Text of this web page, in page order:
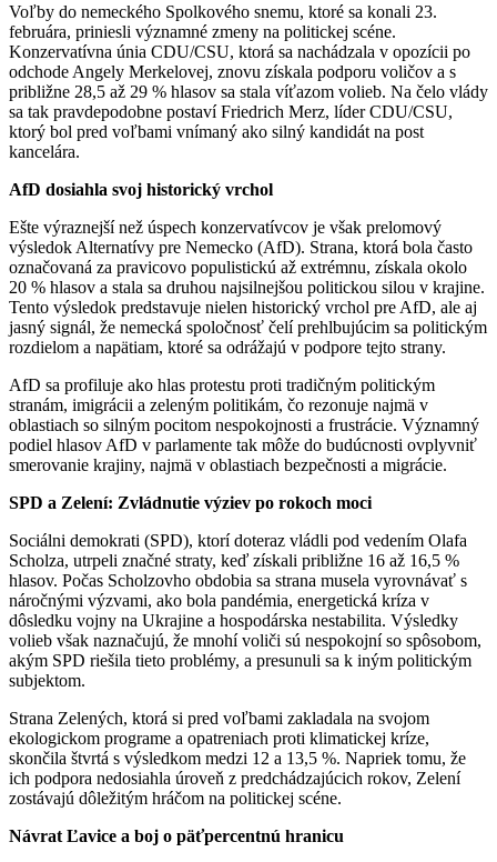
Voľby do nemeckého Spolkového snemu, ktoré sa konali 23.
februára, priniesli významné zmeny na politickej scéne.
Konzervatívna únia CDU/CSU, ktorá sa nachádzala v opozícii po
odchode Angely Merkelovej, znovu získala podporu voličov a s
približne 28,5 až 29 % hlasov sa stala víťazom volieb. Na čelo vlády
sa tak pravdepodobne postaví Friedrich Merz, líder CDU/CSU,
ktorý bol pred voľbami vnímaný ako silný kandidát na post
kancelára.
AfD dosiahla svoj historický vrchol
Ešte výraznejší než úspech konzervatívcov je však prelomový
výsledok Alternatívy pre Nemecko (AfD). Strana, ktorá bola často
označovaná za pravicovo populistickú až extrémnu, získala okolo
20 % hlasov a stala sa druhou najsilnejšou politickou silou v krajine.
Tento výsledok predstavuje nielen historický vrchol pre AfD, ale aj
jasný signál, že nemecká spoločnosť čelí prehlbujúcim sa politickým
rozdielom a napätiam, ktoré sa odrážajú v podpore tejto strany.
AfD sa profiluje ako hlas protestu proti tradičným politickým
stranám, imigrácii a zeleným politikám, čo rezonuje najmä v
oblastiach so silným pocitom nespokojnosti a frustrácie. Významný
podiel hlasov AfD v parlamente tak môže do budúcnosti ovplyvniť
smerovanie krajiny, najmä v oblastiach bezpečnosti a migrácie.
SPD a Zelení: Zvládnutie výziev po rokoch moci
Sociálni demokrati (SPD), ktorí doteraz vládli pod vedením Olafa
Scholza, utrpeli značné straty, keď získali približne 16 až 16,5 %
hlasov. Počas Scholzovho obdobia sa strana musela vyrovnávať s
náročnými výzvami, ako bola pandémia, energetická kríza v
dôsledku vojny na Ukrajine a hospodárska nestabilita. Výsledky
volieb však naznačujú, že mnohí voliči sú nespokojní so spôsobom,
akým SPD riešila tieto problémy, a presunuli sa k iným politickým
subjektom.
Strana Zelených, ktorá si pred voľbami zakladala na svojom
ekologickom programe a opatreniach proti klimatickej kríze,
skončila štvrtá s výsledkom medzi 12 a 13,5 %. Napriek tomu, že
ich podpora nedosiahla úroveň z predchádzajúcich rokov, Zelení
zostávajú dôležitým hráčom na politickej scéne.
Návrat Ľavice a boj o päťpercentnú hranicu